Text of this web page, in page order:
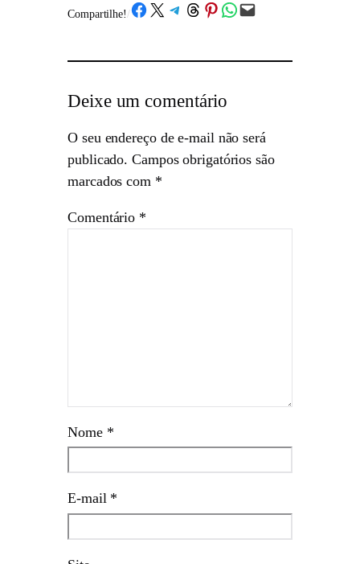
Compartilhe! /Share on Facebook
Share on X Share on Telegram
Share on Threads
Share on Pinterest
Share on WhatsApp
Email this Page
Deixe um comentário
O seu endereço de e-mail não será
publicado. Campos obrigatórios são
marcados com *
Comentário *
Nome *
E-mail *